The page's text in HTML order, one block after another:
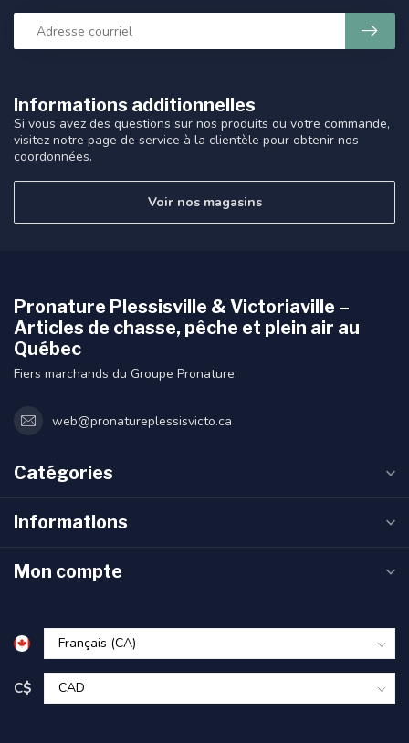
Informations additionnelles
Si vous avez des questions sur nos produits ou votre commande,
visitez notre page de service à la clientèle pour obtenir nos
coordonnées.
Voir nos magasins
Pronature Plessisville & Victoriaville –
Articles de chasse, pêche et plein air au
Québec
Fiers marchands du Groupe Pronature.
web@pronatureplessisvicto.ca
Catégories
Informations
Mon compte
C$